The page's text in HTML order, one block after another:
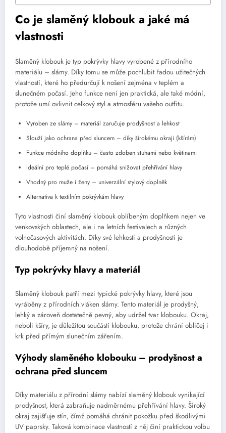
Co je slaměný klobouk a jaké má
vlastnosti
Slaměný klobouk je typ pokrývky hlavy vyrobené z přírodního
materiálu – slámy. Díky tomu se může pochlubit řadou užitečných
vlastností, které ho předurčují k nošení zejména v teplém a
slunečném počasí. Jeho funkce není jen praktická, ale také módní,
protože umí ovlivnit celkový styl a atmosféru vašeho outfitu.
Vyroben ze slámy – materiál zaručuje prodyšnost a lehkost
Slouží jako ochrana před sluncem – díky širokému okraji (kšírám)
Funkce módního doplňku – často zdoben stuhami nebo květinami
Ideální pro teplé počasí – pomáhá snižovat přehřívání hlavy
Vhodný pro muže i ženy – univerzální stylový doplněk
Alternativa k textilním pokrývkám hlavy
Tyto vlastnosti činí slaměný klobouk oblíbeným doplňkem nejen ve
venkovských oblastech, ale i na letních festivalech a různých
volnočasových aktivitách. Díky své lehkosti a prodyšnosti je
dlouhodobě příjemný na nošení.
Typ pokrývky hlavy a materiál
Slaměný klobouk patří mezi typické pokrývky hlavy, které jsou
vyráběny z přírodních vláken slámy. Tento materiál je prodyšný,
lehký a zároveň dostatečně pevný, aby udržel tvar klobouku. Okraj,
neboli kšíry, je důležitou součástí klobouku, protože chrání obličej i
krk před přímým slunečním zářením.
Výhody slaměného klobouku – prodyšnost a
ochrana před sluncem
Díky materiálu z přírodní slámy nabízí slaměný klobouk vynikající
prodyšnost, která zabraňuje nadměrnému přehřívání hlavy. Široký
okraj zajišťuje stín, čímž pomáhá chránit pokožku před škodlivými
UV paprsky. Taková kombinace vlastností z něj činí praktickou volbu